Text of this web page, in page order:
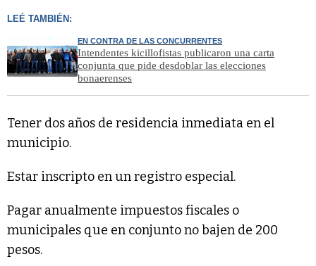
LEÉ TAMBIÉN:
EN CONTRA DE LAS CONCURRENTES
Intendentes kicillofistas publicaron una carta
conjunta que pide desdoblar las elecciones
bonaerenses
Tener dos años de residencia inmediata en el
municipio.
Estar inscripto en un registro especial.
Pagar anualmente impuestos fiscales o
municipales que en conjunto no bajen de 200
pesos.